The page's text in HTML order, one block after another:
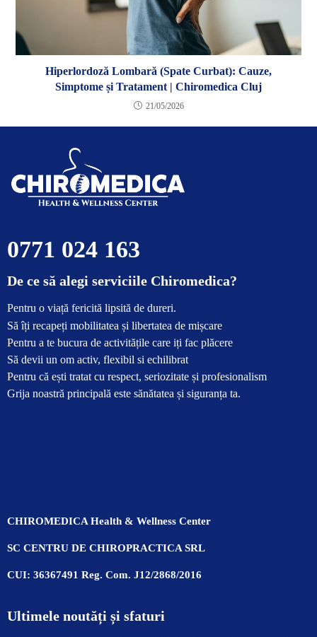
Hiperlordoză Lombară (Spate Curbat): Cauze,
Simptome și Tratament | Chiromedica Cluj
21/05/2026
0771 024 163
De ce să alegi serviciile Chiromedica?
Pentru o viață fericită lipsită de dureri.
Să îți recapeți mobilitatea și libertatea de mișcare
Pentru a te bucura de activitățile care iți fac plăcere
Să devii un om activ, flexibil si echilibrat
Pentru că ești tratat cu respect, seriozitate și profesionalism
Grija noastră principală este sănătatea și siguranța ta.
CHIROMEDICA Health & Wellness Center
SC CENTRU DE CHIROPRACTICA SRL
CUI: 36367491 Reg. Com. J12/2868/2016
Ultimele noutăți și sfaturi